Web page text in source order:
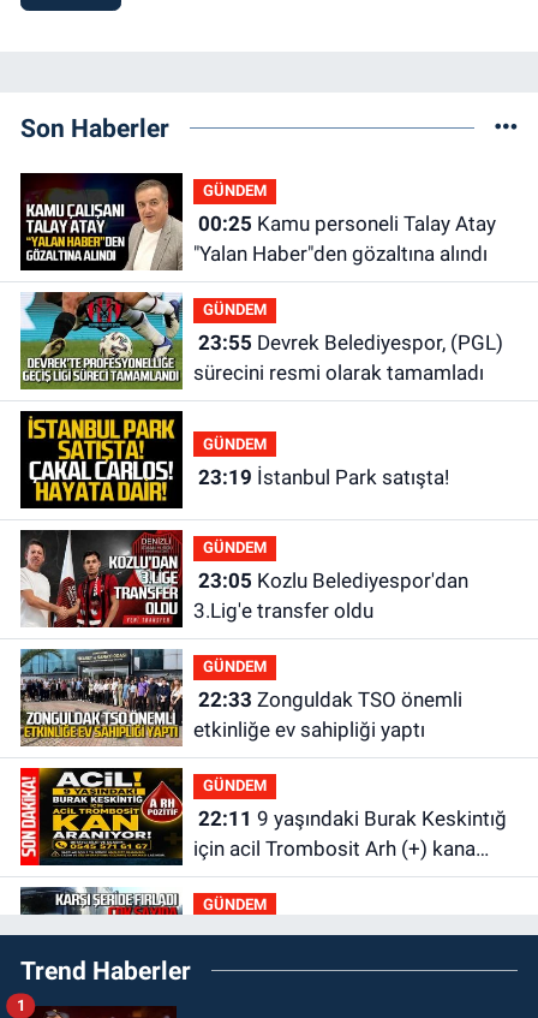
Son Haberler
GÜNDEM
00:25
"Yalan Haber"den gözaltına alındı
GÜNDEM
23:55
sürecini resmi olarak tamamladı
GÜNDEM
23:19 İstanbul Park satışta!
GÜNDEM
23:05
3.Lig'e transfer oldu
GÜNDEM
22:33
etkinliğe ev sahipliği yaptı
GÜNDEM
22:11
için acil Trombosit Arh (+) kana
ihtiyaç var
GÜNDEM
21:50Yoldan çıktı karşı şeride
fırladı: Çok sayıda yaralı var
Trend Haberler
1